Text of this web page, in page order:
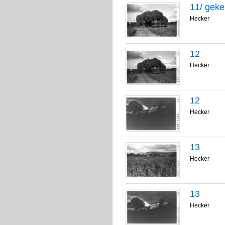
11/
Hecker
12
Hecker
12
Hecker
13
Hecker
13
Hecker